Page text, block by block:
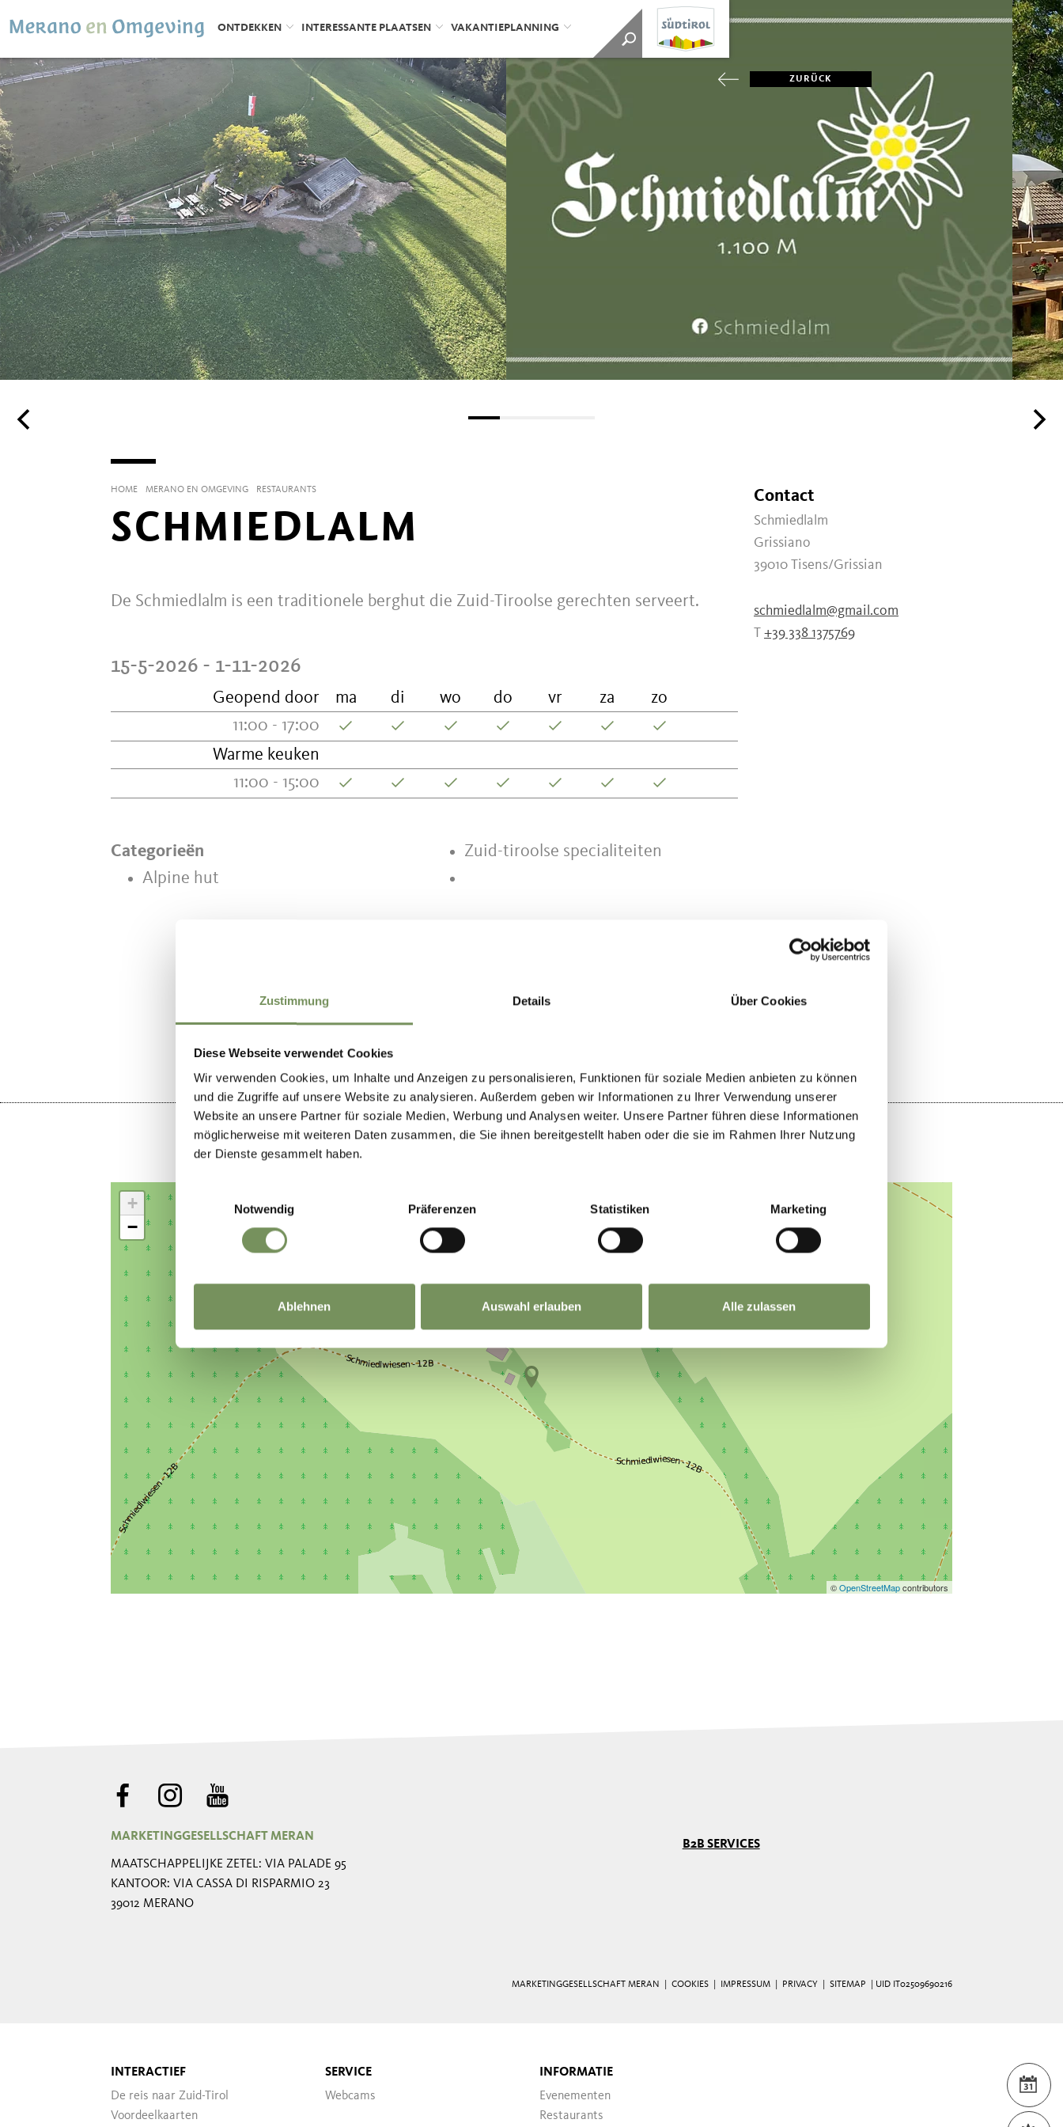
Zustimmung Details Über Cookies
Diese Webseite verwendet Cookies
Wir verwenden Cookies, um Inhalte und Anzeigen zu personalisieren, Funktionen für soziale Medien anbieten zu können
und die Zugriffe auf unsere Website zu analysieren. Außerdem geben wir Informationen zu Ihrer Verwendung unserer
Website an unsere Partner für soziale Medien, Werbung und Analysen weiter. Unsere Partner führen diese Informationen
möglicherweise mit weiteren Daten zusammen, die Sie ihnen bereitgestellt haben oder die sie im Rahmen Ihrer Nutzung
der Dienste gesammelt haben.
Notwendig
Präferenzen Statistiken Marketing
Ablehnen Auswahl erlauben Alle zulassen
ONTDEKKEN INTERESSANTE PLAATSEN VAKANTIEPLANNING
ZURÜCK
HOME MERANO EN OMGEVING RESTAURANTS
SCHMIEDLALM
De Schmiedlalm is een traditionele berghut die Zuid-Tiroolse gerechten serveert.
15-5-2026 - 1-11-2026
Geopend door ma di wo do vr za
zo
11:00 - 17:00
Warme keuken
11:00 - 15:00
Categorieën
Alpine hut
Zuid-tiroolse specialiteiten
Contact
Schmiedlalm
Grissiano
39010 Tisens/Grissian
schmiedlalm@gmail.com
T +39 338 1375769
WAS DE INHOUD NUTTIG VOOR U? JA NO
+
−
©OpenStreetMapcontributors
MARKETINGGESELLSCHAFT MERAN
MAATSCHAPPELIJKE ZETEL: VIA PALADE 95
KANTOOR: VIA CASSA DI RISPARMIO 23
39012 MERANO
B2B SERVICES
MARKETINGGESELLSCHAFT MERAN | COOKIES IMPRESSUM PRIVACY SITEMAP | UID IT02509690216
INTERACTIEF
De reis naar Zuid-Tirol
Voordeelkaarten
SERVICE
Webcams
INFORMATIE
Evenementen
Restaurants